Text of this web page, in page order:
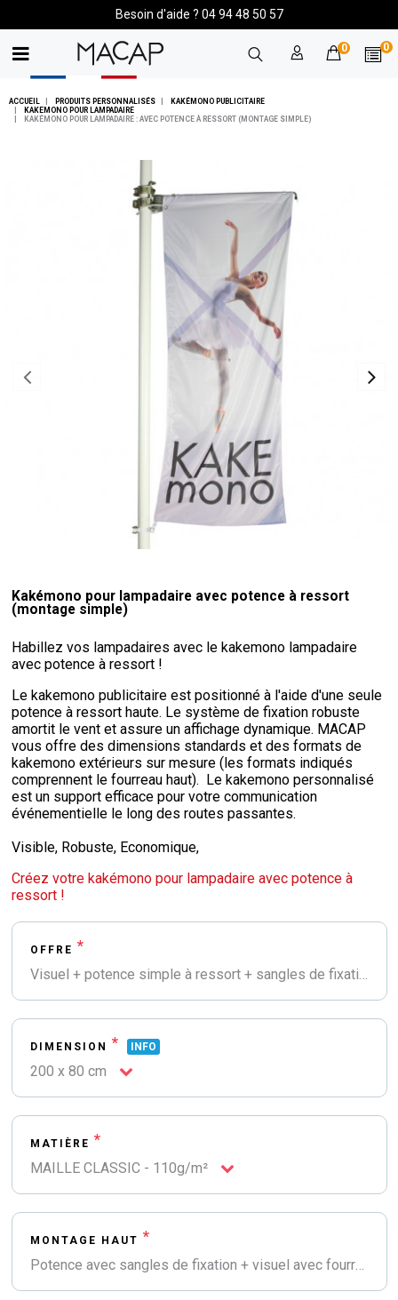
Besoin d'aide ? 04 94 48 50 57
0 0
ACCUEIL PRODUITS PERSONNALISÉS
KAKÉMONO PUBLICITAIRE
KAKEMONO POUR LAMPADAIRE
KAKÉMONO POUR LAMPADAIRE : AVEC POTENCE À RESSORT (MONTAGE SIMPLE)
Kakémono pour lampadaire avec potence à ressort
(montage simple)
Habillez vos lampadaires avec le kakemono lampadaire
avec potence à ressort !
Le kakemono publicitaire est positionné à l'aide d'une seule
potence à ressort haute. Le système de fixation robuste
amortit le vent et assure un affichage dynamique. MACAP
vous offre des dimensions standards et des formats de
kakemono extérieurs sur mesure (les formats indiqués
comprennent le fourreau haut). Le kakemono personnalisé
est un support efficace pour votre communication
événementielle le long des routes passantes.
Visible, Robuste, Economique,
Créez votre kakémono pour lampadaire avec potence à
ressort !
OFFRE *
DIMENSION * INFO
200 x 80 cm
MATIÈRE *
MAILLE CLASSIC - 110g/m²
MONTAGE HAUT *
Potence avec sangles de fixation + visuel avec fourreau ouvert avec œillets et rilsans + clips